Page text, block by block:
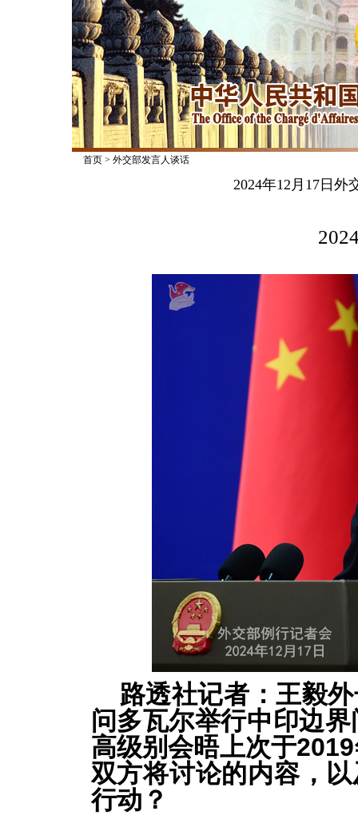
首页> 外交部发言人谈话
2024年12月17日外
路透社记者：王毅
问多瓦尔举行中印边
高级别会晤上次于
双方将讨论的内容，
行动？